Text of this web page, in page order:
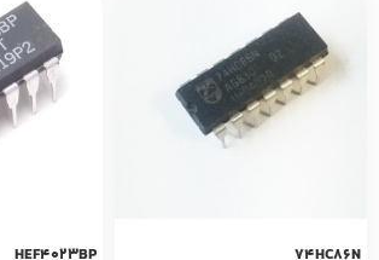
74HC86N
HEF4023BP